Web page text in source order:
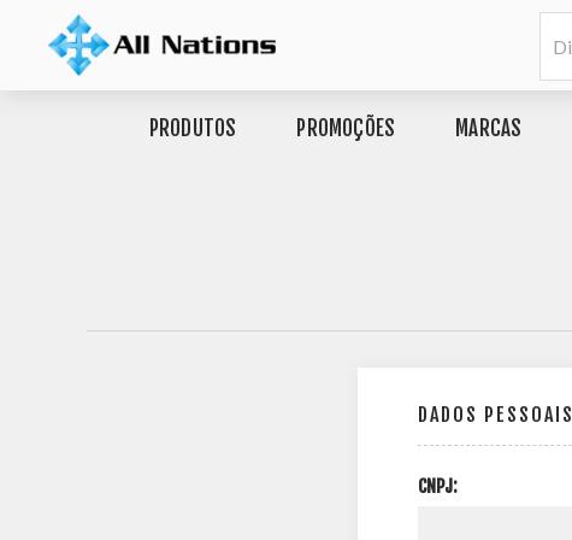
PRODUTOS PROMOÇÕES MARCAS
DADOS PESSOAIS
CNPJ: